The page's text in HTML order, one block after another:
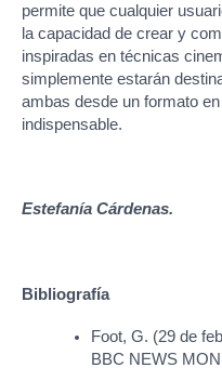
permite que cualquier
la capacidad de crear y
inspiradas en técnicas
simplemente estarán
ambas desde un formato
indispensable.
Estefanía Cárdenas.
Bibliografía
Foot, G. (29 de
BBC NEWS